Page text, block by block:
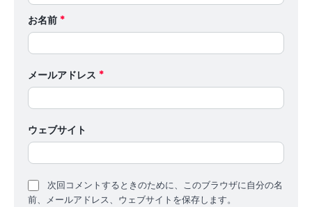
お名前 *
メールアドレス *
ウェブサイト
次回コメントするときのために、このブラウザに自分の名
前、メールアドレス、ウェブサイトを保存します。